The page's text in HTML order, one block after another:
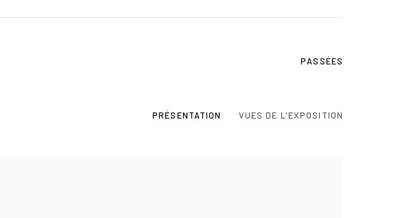
PASSÉES
PRÉSENTATION VUES DE L'EXPOSITION